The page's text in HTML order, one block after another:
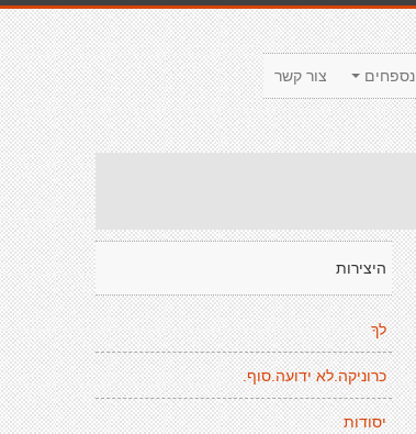
צור קשר נספחים
היצירות
לךָ
כרוניקה.לא ידועה.סוף.
יסודות